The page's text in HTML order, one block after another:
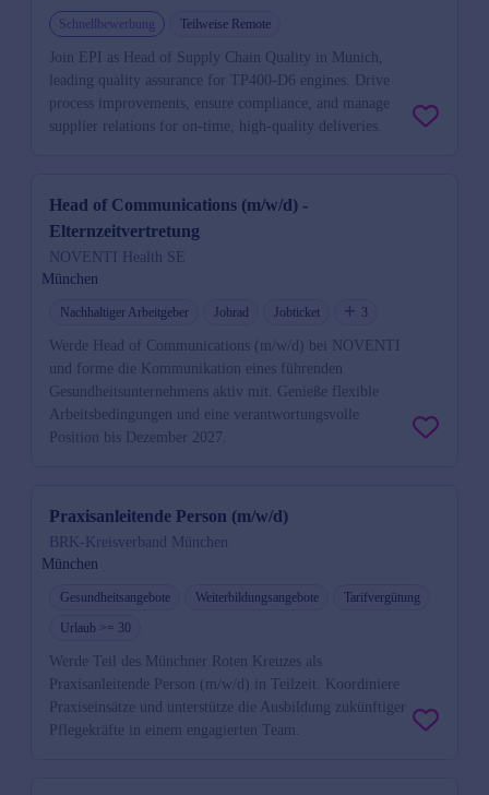
Schnellbewerbung Teilweise Remote
Join EPI as Head of Supply Chain Quality in Munich,
leading quality assurance for TP400-D6 engines. Drive
process improvements, ensure compliance, and manage
supplier relations for on-time, high-quality deliveries.
Head of Communications (m/w/d) -
Elternzeitvertretung
NOVENTI Health SE
München
Nachhaltiger Arbeitgeber Jobrad Jobticket 3
Werde Head of Communications (m/w/d) bei NOVENTI
und forme die Kommunikation eines führenden
Gesundheitsunternehmens aktiv mit. Genieße flexible
Arbeitsbedingungen und eine verantwortungsvolle
Position bis Dezember 2027.
Praxisanleitende Person (m/w/d)
BRK-Kreisverband München
München
Gesundheitsangebote Weiterbildungsangebote
Tarifvergütung
Urlaub >= 30
Werde Teil des Münchner Roten Kreuzes als
Praxisanleitende Person (m/w/d) in Teilzeit. Koordiniere
Praxiseinsätze und unterstütze die Ausbildung zukünftiger
Pflegekräfte in einem engagierten Team.